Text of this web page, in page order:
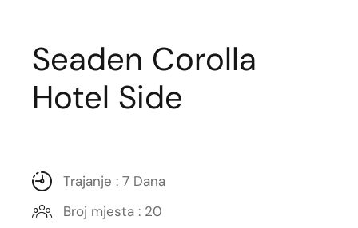
Seaden Corolla
Hotel Side
Trajanje : 7 Dana
Broj mjesta : 20